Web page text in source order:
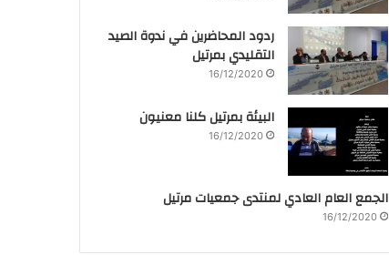
ردود المحاضرين في ندوة الصيد
التقليدي بمرتيل
16/12/2020
البيئة بمرتيل كلنا معنيون
16/12/2020
الجمع العام العادي لمنتدى جمعيات مرتيل
16/12/2020